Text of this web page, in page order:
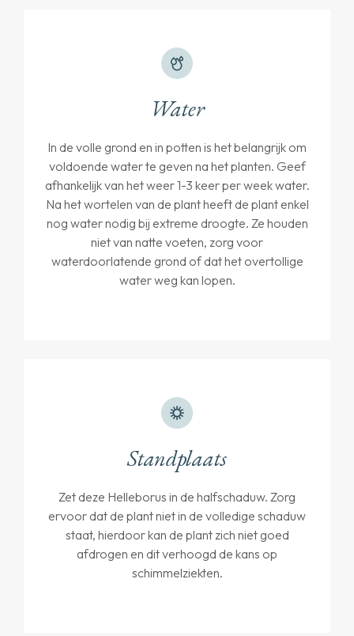
Water
In de volle grond en in potten is het belangrijk om
voldoende water te geven na het planten. Geef
afhankelijk van het weer 1-3 keer per week water.
Na het wortelen van de plant heeft de plant enkel
nog water nodig bij extreme droogte. Ze houden
niet van natte voeten, zorg voor
waterdoorlatende grond of dat het overtollige
water weg kan lopen.
Standplaats
Zet deze Helleborus in de halfschaduw. Zorg
ervoor dat de plant niet in de volledige schaduw
staat, hierdoor kan de plant zich niet goed
afdrogen en dit verhoogd de kans op
schimmelziekten.